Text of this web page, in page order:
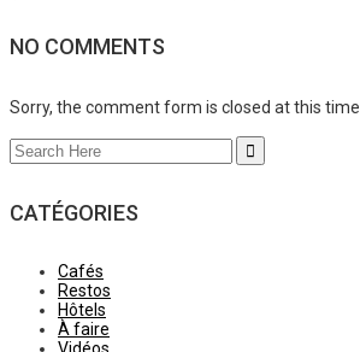
NO COMMENTS
Sorry, the comment form is closed at this time.
Search
for:
CATÉGORIES
Cafés
Restos
Hôtels
À faire
Vidéos